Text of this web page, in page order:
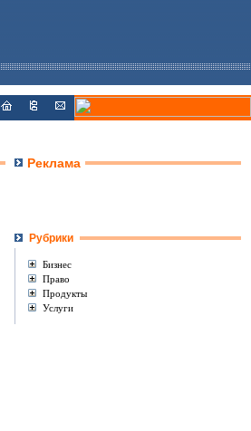
Реклама
Рубрики
Бизнес
Право
Продукты
Услуги